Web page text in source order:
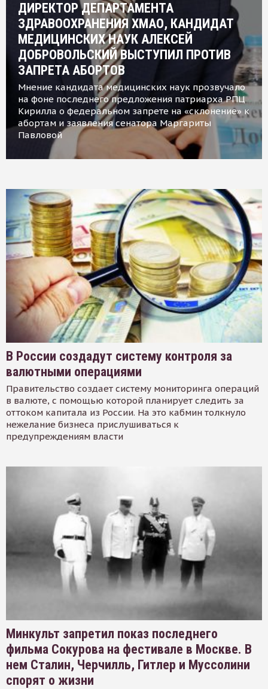
ДИРЕКТОР ДЕПАРТАМЕНТА
ЗДРАВООХРАНЕНИЯ ХМАО, КАНДИДАТ
МЕДИЦИНСКИХ НАУК АЛЕКСЕЙ
ДОБРОВОЛЬСКИЙ ВЫСТУПИЛ ПРОТИВ
ЗАПРЕТА АБОРТОВ
Мнение кандидата медицинских наук прозвучало
на фоне последнего предложения патриарха РПЦ
Кирилла о федеральном запрете на «склонение» к
абортам и заявления сенатора Маргариты
Павловой
В России создадут систему контроля за
валютными операциями
Правительство создает систему мониторинга операций
в валюте, с помощью которой планирует следить за
оттоком капитала из России. На это кабмин толкнуло
нежелание бизнеса прислушиваться к
предупреждениям власти
Минкульт запретил показ последнего
фильма Сокурова на фестивале в Москве. В
нем Сталин, Черчилль, Гитлер и Муссолини
спорят о жизни